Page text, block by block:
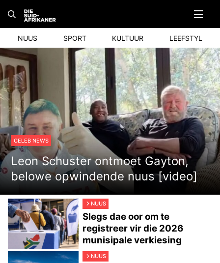
content
NUUS SPORT KULTUUR LEEFSTYL
CELEB NEWS
Leon Schuster ontmoet Gayton,
belowe opwindende nuus [video]
NUUS
Slegs dae oor om te
registreer vir die 2026
munisipale verkiesing
NUUS